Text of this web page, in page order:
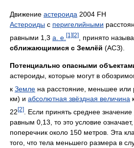
Движение астероида 2004 FH
Астероиды с перигелийными
равными 1,3 а. е. [1][2] , принято
сближающимися с Землёй (АСЗ).
Потенциально опасными
астероиды, которые могут в
к Земле на расстояние, меньшее или
км) и абсолютная звёздная величина
22 [2] . Если принять среднее значение
равным 0,13, то это условие
поперечник около 150 метров. Эта
того, что тела меньшего размера в